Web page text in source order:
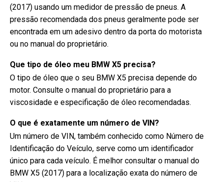
(2017) usando um medidor de pressão de pneus. A
pressão recomendada dos pneus geralmente pode ser
encontrada em um adesivo dentro da porta do motorista
ou no manual do proprietário.
Que tipo de óleo meu BMW X5 precisa?
O tipo de óleo que o seu BMW X5 precisa depende do
motor. Consulte o manual do proprietário para a
viscosidade e especificação de óleo recomendadas.
O que é exatamente um número de VIN?
Um número de VIN, também conhecido como Número de
Identificação do Veículo, serve como um identificador
único para cada veículo. É melhor consultar o manual do
BMW X5 (2017) para a localização exata do número de